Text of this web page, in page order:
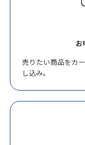
お
売りたい商品をカ
し込み。